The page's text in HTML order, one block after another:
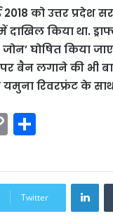
को उत्तर
में दाखिल किया था.
घोषित किया
बैन लगाने की भी
यमुना रिवरफ्रंट के
C
o
p
y
ar
e
Twitter